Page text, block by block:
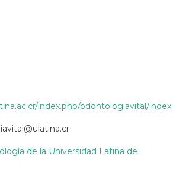
index.php/odontologiavital/index
de la Universidad Latina de